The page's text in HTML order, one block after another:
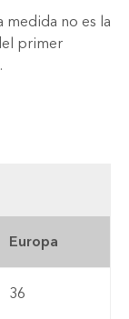
medida no es la
primer
Europa
36